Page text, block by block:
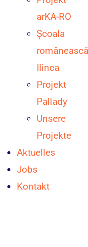
arKA-RO
Școala
românească
Ilinca
Projekt
Pallady
Unsere
Projekte
Aktuelles
Jobs
Kontakt